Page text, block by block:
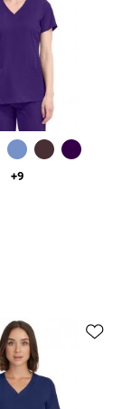
обзор
+9